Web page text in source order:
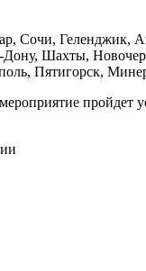
Сочи, Геленджик,
Дону, Шахты,
Пятигорск,
пройдет